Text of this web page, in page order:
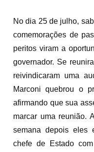
No dia 25 de julho,
comemorações de
peritos viram a
governador. Se
reivindicaram uma
Marconi quebrou o
afirmando que sua
marcar uma reunião.
semana depois eles
chefe de Estado